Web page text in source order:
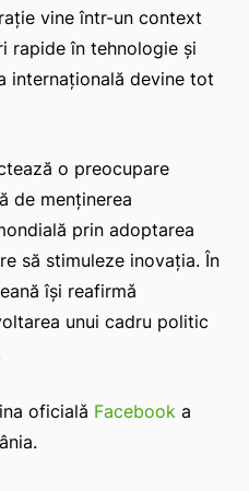
vine într-un context
rapide în tehnologie și
internațională devine tot
o preocupare
de menținerea
prin adoptarea
să stimuleze inovația. În
își reafirmǎ
unui cadru politic
oficialǎ Facebook a